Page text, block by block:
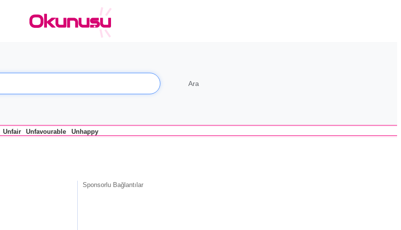
Unfair Unfavourable Unhappy
Sponsorlu Bağlantılar